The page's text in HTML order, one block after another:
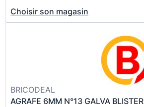
Choisir son magasin
BRICODEAL
AGRAFE 6MM N°13 GALVA BLISTER